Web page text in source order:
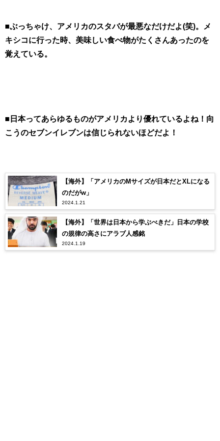
■ぶっちゃけ、アメリカのスタバが最悪なだけだよ(笑)。メ
キシコに行った時、美味しい食べ物がたくさんあったのを
覚えている。
■日本ってあらゆるものがアメリカより優れているよね！向
こうのセブンイレブンは信じられないほどだよ！
【海外】「アメリカのMサイズが日本だとXLになる
のだがw」
2024.1.21
【海外】「世界は日本から学ぶべきだ」日本の学校
の規律の高さにアラブ人感銘
2024.1.19